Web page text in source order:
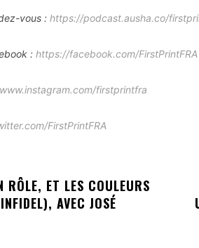
vous : https://podcast.ausha.co/
: https://facebook.com/FirstPrintFRA
firstprintfra
FirstPrintFRA
RÔLE, ET LES COULEURS
AVEC JOSÉ